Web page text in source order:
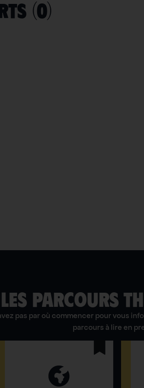
(0)
LES PARCOURS
pas par où commencer pour vous
parcours à lire en